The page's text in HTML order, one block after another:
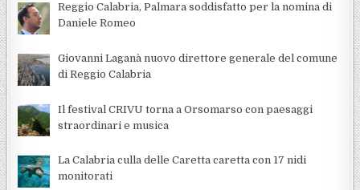
Reggio Calabria, Palmara soddisfatto per la nomina di
Daniele Romeo
Giovanni Laganà nuovo direttore generale del comune
di Reggio Calabria
Il festival CRIVU torna a Orsomarso con paesaggi
straordinari e musica
La Calabria culla delle Caretta caretta con 17 nidi
monitorati